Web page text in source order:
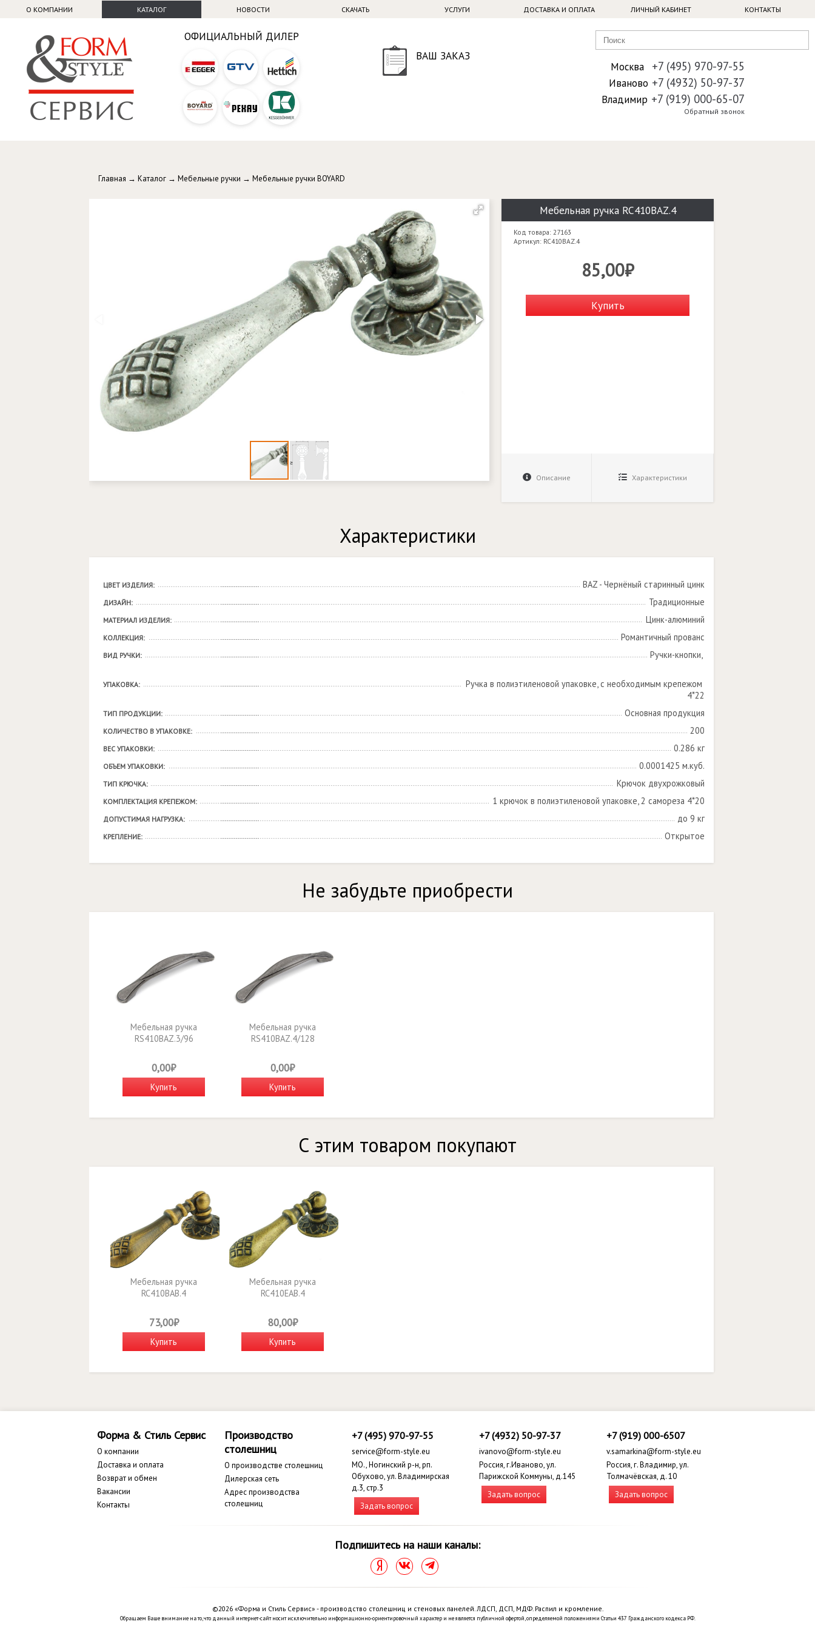
О КОМПАНИИ КАТАЛОГ НОВОСТИ СКАЧАТЬ УСЛУГИ ДОСТАВКА И ОПЛАТА ЛИЧНЫЙ КАБИНЕТ КОНТАКТЫ
ОФИЦИАЛЬНЫЙ ДИЛЕР
ВАШ ЗАКАЗ
Москва +7 (495) 970-97-55
Иваново +7 (4932) 50-97-37
Владимир +7 (919) 000-65-07
Обратный звонок
Главная → Каталог → Мебельные ручки → Мебельные ручки BOYARD
Мебельная ручка RC410BAZ.4
Код товара: 27163
Артикул: RC410BAZ.4
85,00₽
Купить
Описание Характеристики
Характеристики
ЦВЕТ ИЗДЕЛИЯ: BAZ - Чернёный старинный цинк
ДИЗАЙН: Традиционные
МАТЕРИАЛ ИЗДЕЛИЯ: Цинк-алюминий
КОЛЛЕКЦИЯ: Романтичный прованс
ВИД РУЧКИ: Ручки-кнопки,
УПАКОВКА:
Ручка в полиэтиленовой упаковке, с необходимым крепежом
4*22
ТИП ПРОДУКЦИИ: Основная продукция
КОЛИЧЕСТВО В УПАКОВКЕ: 200
ВЕС УПАКОВКИ: 0.286 кг
ОБЪЕМ УПАКОВКИ: 0.0001425 м.куб.
ТИП КРЮЧКА: Крючок двухрожковый
КОМПЛЕКТАЦИЯ КРЕПЕЖОМ: 1 крючок в полиэтиленовой упаковке, 2 самореза 4*20
ДОПУСТИМАЯ НАГРУЗКА: до 9 кг
КРЕПЛЕНИЕ: Открытое
Не забудьте приобрести
Мебельная ручка
RS410BAZ.3/96
0,00₽
Купить
Мебельная ручка
RS410BAZ.4/128
0,00₽
Купить
С этим товаром покупают
Мебельная ручка
RC410BAB.4
73,00₽
Купить
Мебельная ручка
RC410EAB.4
80,00₽
Купить
Форма & Стиль Сервис
О компании
Доставка и оплата
Возврат и обмен
Вакансии
Контакты
Производство
столешниц
О производстве столешниц
Дилерская сеть
Адрес производства
столешниц
+7 (495) 970-97-55
service@form-style.eu
МО., Ногинский р-н, рп.
Обухово, ул. Владимирская
д.3, стр.3
Задать вопрос
+7 (4932) 50-97-37
ivanovo@form-style.eu
Россия, г.Иваново, ул.
Парижской Коммуны, д.145
Задать вопрос
+7 (919) 000-6507
v.samarkina@form-style.eu
Россия, г. Владимир, ул.
Толмачёвская, д. 10
Задать вопрос
Подпишитесь на наши каналы:
©2026 «Форма и Стиль Сервис» - производство столешниц и стеновых панелей. ЛДСП, ДСП, МДФ. Распил и кромление.
Обращаем Ваше внимание на то, что данный интернет-сайт носит исключительно информационно-ориентировочный характер и не является публичной офертой, определяемой положениями Статьи 437 Гражданского кодекса РФ.